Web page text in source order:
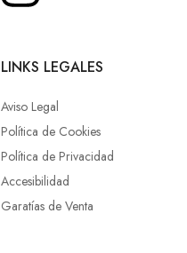
LINKS LEGALES
Aviso Legal
Política de Cookies
Política de Privacidad
Accesibilidad
Garatías de Venta